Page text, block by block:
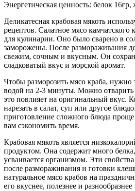
Энергетическая ценность: белок 16гр,
Деликатесная крабовая мякоть
рецептов. Салатное мясо камчатского
для кулинарии. Оно было сварено в
заморожены. После размораживания
свежим, сочным и вкусным. Он
сладковатый вкус и морской аромат.
Чтобы разморозить мясо краба, нужно
водой на 2-3 минуты. Можно отварить
это повлияет на оригинальный вкус.
нарезать в салат, суп или другое
приготовление сложного блюда
вам сэкономить время.
Крабовая мякоть является
продуктом. Она содержит много
усваивается организмом. Эти
после размораживания и готовки
натуральное мясо крабов на
его вкуснее, полезнее и разнообразнее